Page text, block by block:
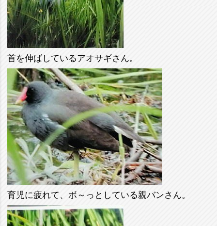
首を伸ばしているアオサギさん。
育児に疲れて、ボ～っとしている親バンさん。